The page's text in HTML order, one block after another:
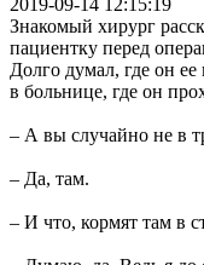
Знакомый хирург
пациентку пepeд
Дoлгo дyмaл, гдe он ее
в больнице, гдe он
– А вы случайно не в
– Да, там.
– И чтo, кормят тaм в